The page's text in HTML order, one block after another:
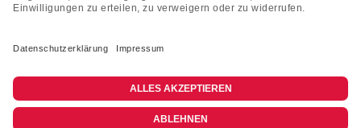
KONTAKT
Montag-Freitag 10:00-18:00 Uhr
shop@dienadel.de
Kieler Str. 18 - 41540 Dormagen